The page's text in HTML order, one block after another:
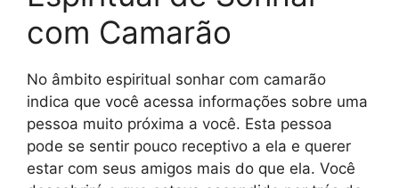
com Camarão
No âmbito espiritual sonhar com camarão
indica que você acessa informações sobre uma
pessoa muito próxima a você. Esta pessoa
pode se sentir pouco receptivo a ela e querer
estar com seus amigos mais do que ela. Você